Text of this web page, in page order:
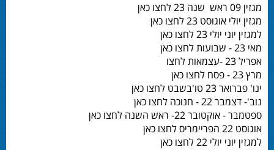
מגזין 09 ראש שנה 23 לחצו כאן
מגזין יולי אוגוסט 23 לחצו כאן
למגזין יוני יולי 23 לחצו כאן
מאי 23 - שבועות לחצו כאן
אפריל 23 -עצמאות לחצו
מרץ 23 - פסח לחצו כאן
ינו' פברואר 23 טו'בשבט לחצו כאן
נוב'- דצמבר 22 - חנוכה לחצו כאן
ספטמבר - אוקטובר 22- ראש השנה לחצו כאן
אוגוסט 22 הפריימריס לחצו כאן
למגזין יוני יולי 22 לחצו כאן